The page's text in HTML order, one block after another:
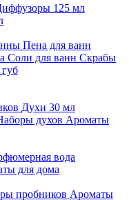
125 мл
Пена для ванн
Соли для ванн Скрабы
Духи 30 мл
духов Ароматы
вода
для дома
пробников Ароматы